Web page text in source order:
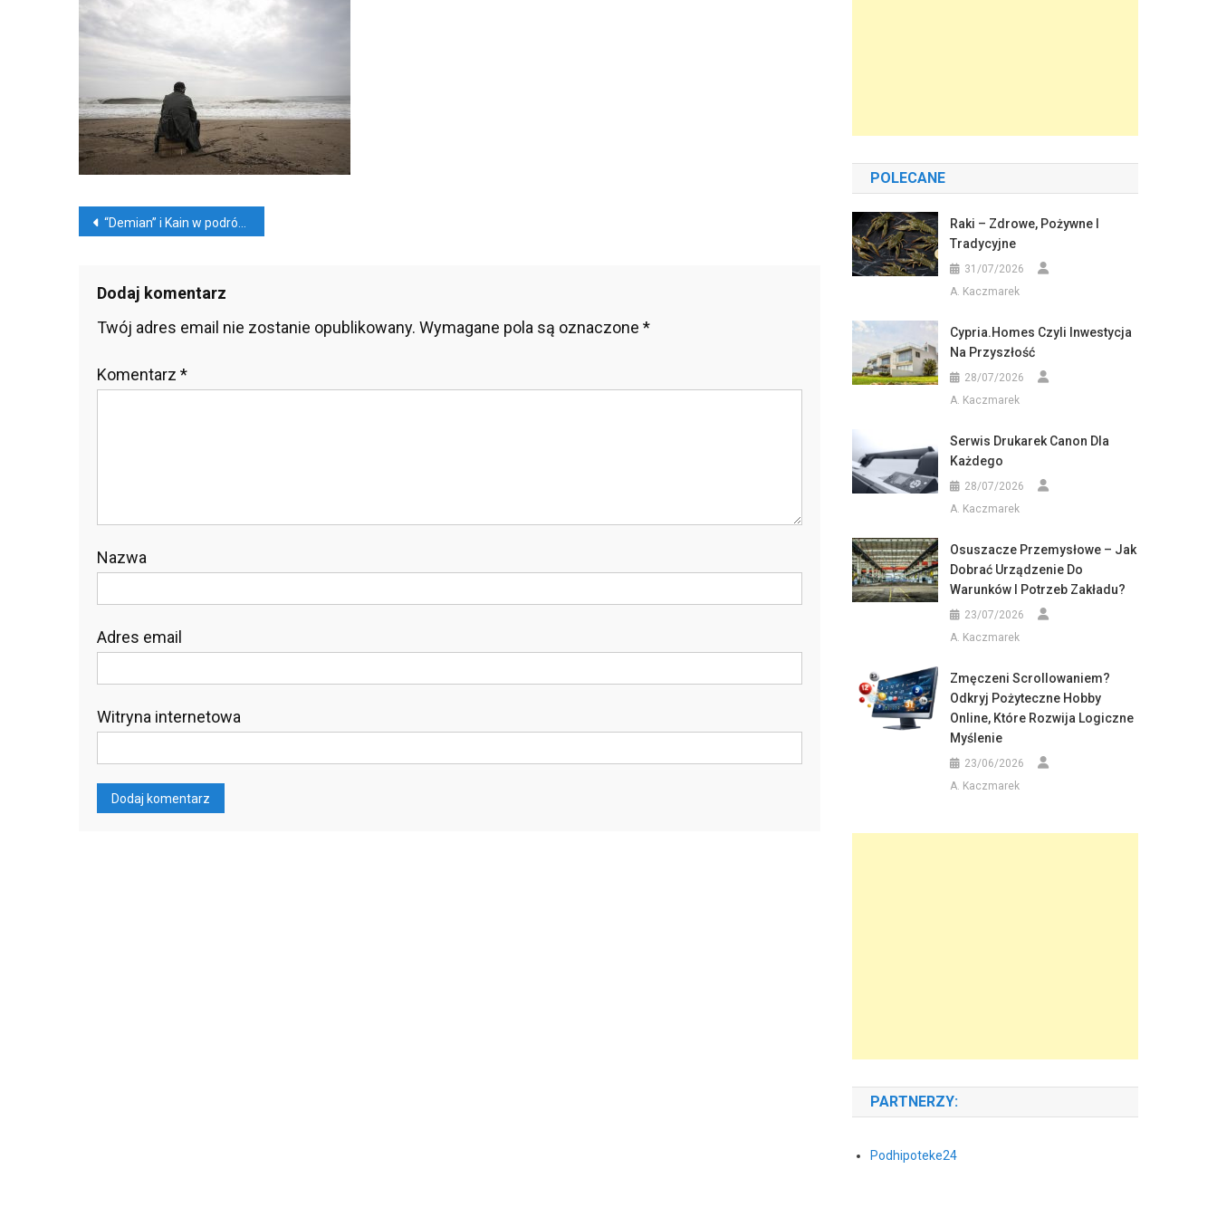
Nawigacja
“Demian” i Kain w podróży za samym sobą
Dodaj komentarz
Twój adres email nie zostanie opublikowany. Wymagane pola są oznaczone *
Komentarz *
Nazwa
Adres email
Witryna internetowa
POLECANE
Raki – Zdrowe, Pożywne I
Tradycyjne
31/07/2026
A. Kaczmarek
Cypria.homes Czyli Inwestycja
Na Przyszłość
28/07/2026
A. Kaczmarek
Serwis Drukarek Canon Dla
Każdego
28/07/2026
A. Kaczmarek
Osuszacze Przemysłowe – Jak
Dobrać Urządzenie Do
Warunków I Potrzeb Zakładu?
23/07/2026
A. Kaczmarek
Zmęczeni Scrollowaniem?
Odkryj Pożyteczne Hobby
Online, Które Rozwija Logiczne
Myślenie
23/06/2026
A. Kaczmarek
PARTNERZY:
Podhipoteke24